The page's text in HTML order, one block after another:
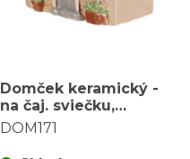
Domček keramický -
na čaj. sviečku,
krémový
DOM171